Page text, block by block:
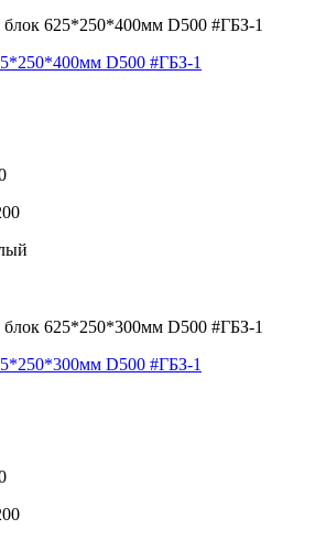
D500 #ГБЗ-1
D500 #ГБЗ-1